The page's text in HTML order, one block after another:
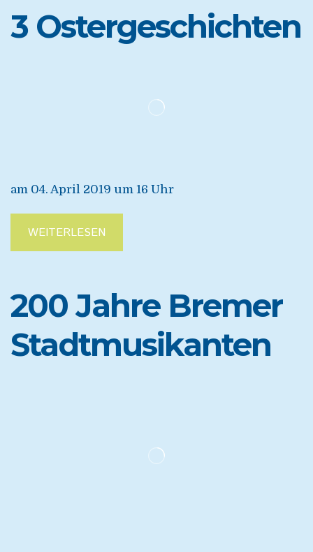
3 Ostergeschichten
am 04. April 2019 um 16 Uhr
WEITERLESEN
200 Jahre Bremer
Stadtmusikanten